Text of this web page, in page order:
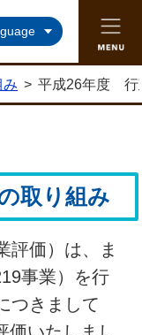
ージ
み > 平成26年度 行
取り組み
評価）は、ま
事業）を行
つきまして